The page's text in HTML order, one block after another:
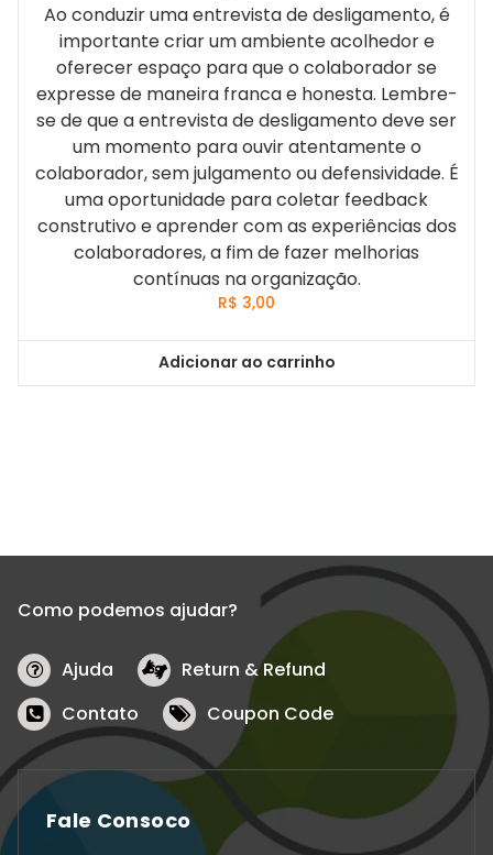
Ao conduzir uma entrevista de desligamento, é
importante criar um ambiente acolhedor e
oferecer espaço para que o colaborador se
expresse de maneira franca e honesta. Lembre-
se de que a entrevista de desligamento deve ser
um momento para ouvir atentamente o
colaborador, sem julgamento ou defensividade. É
uma oportunidade para coletar feedback
construtivo e aprender com as experiências dos
colaboradores, a fim de fazer melhorias
contínuas na organização.
R$ 3,00
Adicionar ao carrinho
Como podemos ajudar?
Ajuda
Return & Refund
Contato
Coupon Code
Fale Consoco